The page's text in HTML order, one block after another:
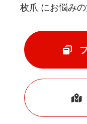
枚爪 にお悩みの